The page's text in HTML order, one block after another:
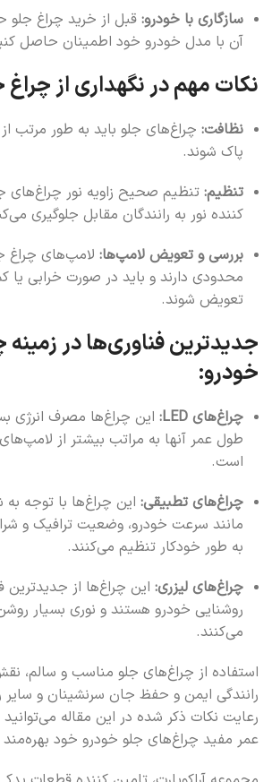
سازگاری با خودرو: قبل از خرید چراغ جلو
آن با مدل خودرو خود اطمینان حاصل
نکات مهم در نگهداری از
نظافت: چراغ‌های جلو باید به طور مرتب از
پاک شوند.
تنظیم: تنظیم صحیح زاویه نور چراغ‌های
کننده نور به رانندگان مقابل جلوگیری
بررسی و تعویض لامپ‌ها: لامپ‌های چراغ
محدودی دارند و باید در صورت خرابی یا
تعویض شوند.
جدیدترین فناوری‌ها در زمینه
خودرو:
چراغ‌های LED:
این چراغ‌ها مصرف انرژی
طول عمر آنها به مراتب بیشتر از
است.
چراغ‌های تطبیقی: این چراغ‌ها با توجه
مانند سرعت خودرو، وضعیت ترافیک و
به طور خودکار تنظیم می‌کنند.
چراغ‌های لیزری: این چراغ‌ها از جدیدترین
روشنایی خودرو هستند و نوری بسیار روشن
می‌کنند.
استفاده از چراغ‌های جلو مناسب و سالم،
رانندگی ایمن و حفظ جان سرنشینان و سایر
رعایت نکات ذکر شده در این مقاله می‌توانید
عمر مفید چراغ‌های جلو خودرو خود